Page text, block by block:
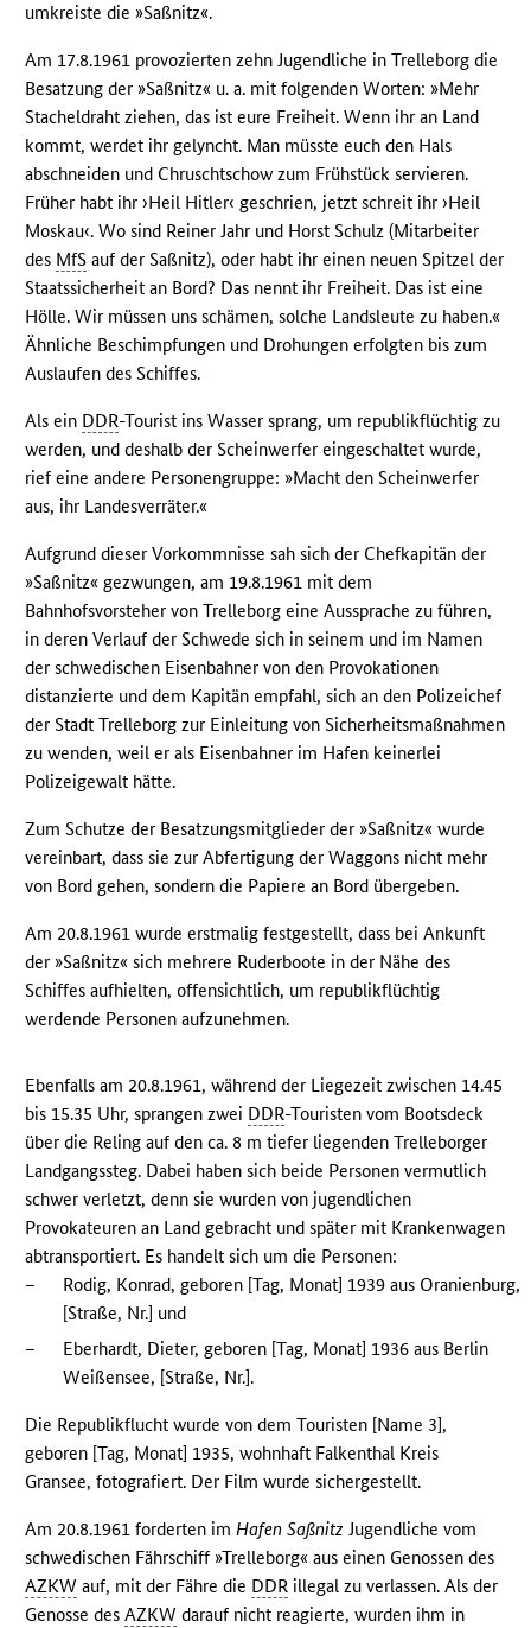
umkreiste die »Saßnitz«.
Am 17.8.1961 provozierten zehn Jugendliche in Trelleborg die
Besatzung der »Saßnitz« u. a. mit folgenden Worten: »Mehr
Stacheldraht ziehen, das ist eure Freiheit. Wenn ihr an Land
kommt, werdet ihr gelyncht. Man müsste euch den Hals
abschneiden und Chruschtschow zum Frühstück servieren.
Früher habt ihr ›Heil Hitler‹ geschrien, jetzt schreit ihr ›Heil
Moskau‹. Wo sind Reiner Jahr und Horst Schulz (Mitarbeiter
des MfS auf der Saßnitz), oder habt ihr einen neuen Spitzel der
Staatssicherheit an Bord? Das nennt ihr Freiheit. Das ist eine
Hölle. Wir müssen uns schämen, solche Landsleute zu haben.«
Ähnliche Beschimpfungen und Drohungen erfolgten bis zum
Auslaufen des Schiffes.
Als ein DDR-Tourist ins Wasser sprang, um republikflüchtig zu
werden, und deshalb der Scheinwerfer eingeschaltet wurde,
rief eine andere Personengruppe: »Macht den Scheinwerfer
aus, ihr Landesverräter.«
Aufgrund dieser Vorkommnisse sah sich der Chefkapitän der
»Saßnitz« gezwungen, am 19.8.1961 mit dem
Bahnhofsvorsteher von Trelleborg eine Aussprache zu führen,
in deren Verlauf der Schwede sich in seinem und im Namen
der schwedischen Eisenbahner von den Provokationen
distanzierte und dem Kapitän empfahl, sich an den Polizeichef
der Stadt Trelleborg zur Einleitung von Sicherheitsmaßnahmen
zu wenden, weil er als Eisenbahner im Hafen keinerlei
Polizeigewalt hätte.
Zum Schutze der Besatzungsmitglieder der »Saßnitz« wurde
vereinbart, dass sie zur Abfertigung der Waggons nicht mehr
von Bord gehen, sondern die Papiere an Bord übergeben.
Am 20.8.1961 wurde erstmalig festgestellt, dass bei Ankunft
der »Saßnitz« sich mehrere Ruderboote in der Nähe des
Schiffes aufhielten, offensichtlich, um republikflüchtig
werdende Personen aufzunehmen.
Ebenfalls am 20.8.1961, während der Liegezeit zwischen 14.45
bis 15.35 Uhr, sprangen zwei DDR-Touristen vom Bootsdeck
über die Reling auf den ca. 8 m tiefer liegenden Trelleborger
Landgangssteg. Dabei haben sich beide Personen vermutlich
schwer verletzt, denn sie wurden von jugendlichen
Provokateuren an Land gebracht und später mit Krankenwagen
abtransportiert. Es handelt sich um die Personen:
–
Rodig, Konrad, geboren [Tag, Monat] 1939 aus Oranienburg,
[Straße, Nr.] und
–
Eberhardt, Dieter, geboren [Tag, Monat] 1936 aus Berlin
Weißensee, [Straße, Nr.].
Die Republikflucht wurde von dem Touristen [Name 3],
geboren [Tag, Monat] 1935, wohnhaft Falkenthal Kreis
Gransee, fotografiert. Der Film wurde sichergestellt.
Am 20.8.1961 forderten imHafen Saßnitz Jugendliche vom
schwedischen Fährschiff »Trelleborg« aus einen Genossen des
AZKW auf, mit der Fähre die DDR illegal zu verlassen. Als der
Genosse desAZKW darauf nicht reagierte, wurden ihm in